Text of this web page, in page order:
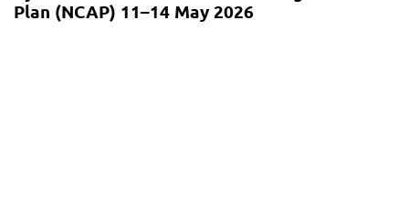
Plan (NCAP) 11–14 May 2026